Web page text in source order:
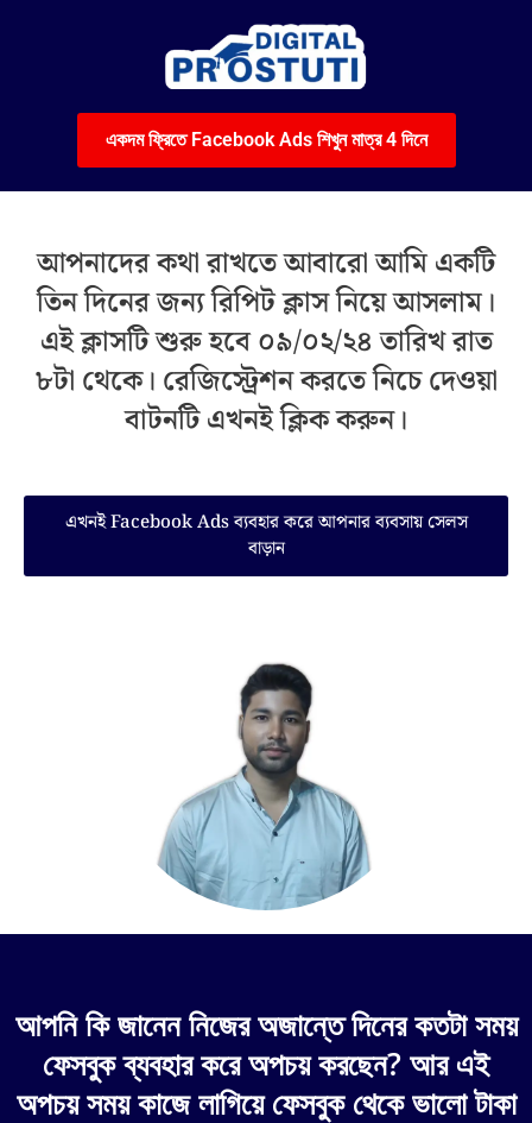
একদম ফ্রিতে Facebook Ads শিখুন মাত্র 4 দিনে
আপনাদের কথা রাখতে আবারো আমি একটি
তিন দিনের জন্য রিপিট ক্লাস নিয়ে আসলাম।
এই ক্লাসটি শুরু হবে ০৯/০২/২৪ তারিখ রাত
৮টা থেকে। রেজিস্ট্রেশন করতে নিচে দেওয়া
বাটনটি এখনই ক্লিক করুন।
এখনই Facebook Ads ব্যবহার করে আপনার ব্যবসায় সেলস
বাড়ান
আপনি কি জানেন নিজের অজান্তে দিনের কতটা সময়
ফেসবুক ব্যবহার করে অপচয় করছেন? আর এই
অপচয় সময় কাজে লাগিয়ে ফেসবুক থেকে ভালো টাকা